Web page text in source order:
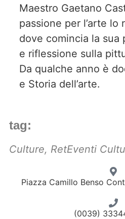
Maestro Gaetano
passione per l’arte lo
dove comincia la sua
e riflessione sulla
Da qualche anno è
e Storia dell’arte.
tag:
Culture, RetEventi
Piazza Camillo Benso
(0039)